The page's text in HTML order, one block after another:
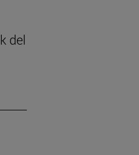
del